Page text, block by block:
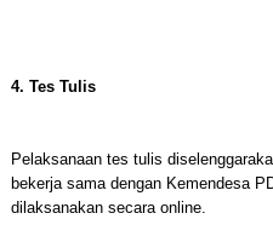
4. Tes Tulis
Pelaksanaan tes tulis
bekerja sama dengan Kemendesa
dilaksanakan secara online.